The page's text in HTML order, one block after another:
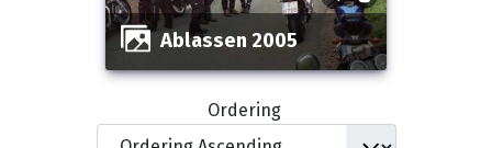
Ablassen 2005
Ordering